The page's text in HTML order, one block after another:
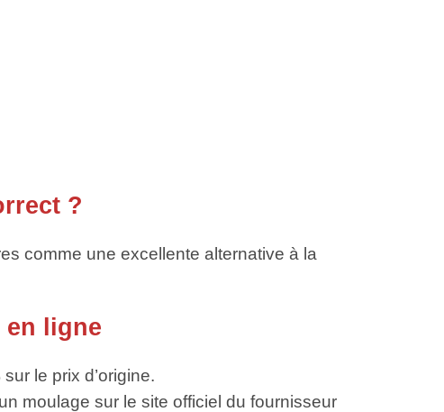
?
comme une excellente alternative à la
en ligne
le prix d’origine.
moulage sur le site officiel du fournisseur